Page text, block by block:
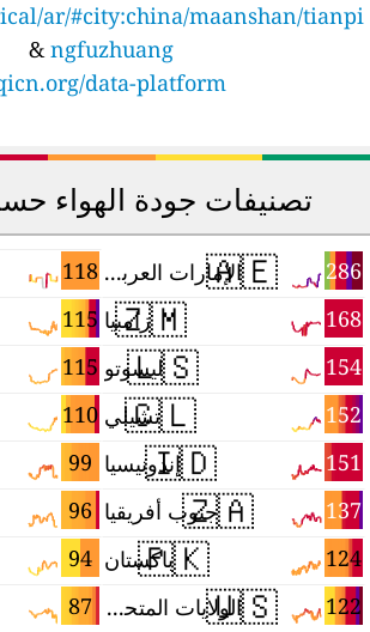
ar/#city:china/maanshan/tianpi
ngfuzhuang
&
data-platform/
تصنيفات جودة الهواء
🇦🇪 286 الإمارات العربية المتحدة
🇿🇲 168 زامبيا
🇱🇸 154 ليسوتو
🇨🇱 152 تشيلي
🇮🇩 151 إندونيسيا
🇿🇦 137 جنوب أفريقيا
🇵🇰 124 باكستان
🇺🇸 122 الولايات المتحدة
118
115
115
110
99
96
94
87